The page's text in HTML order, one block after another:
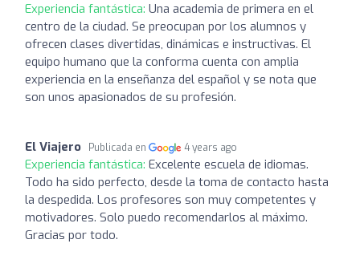
Experiencia fantástica: Una academia de primera en el
centro de la ciudad. Se preocupan por los alumnos y
ofrecen clases divertidas, dinámicas e instructivas. El
equipo humano que la conforma cuenta con amplia
experiencia en la enseñanza del español y se nota que
son unos apasionados de su profesión.
El Viajero Publicada en 4 years ago
Experiencia fantástica: Excelente escuela de idiomas.
Todo ha sido perfecto, desde la toma de contacto hasta
la despedida. Los profesores son muy competentes y
motivadores. Solo puedo recomendarlos al máximo.
Gracias por todo.